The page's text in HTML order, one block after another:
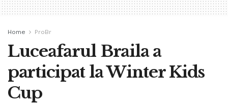
Home ProBr
Luceafarul Braila a
participat la Winter Kids
Cup